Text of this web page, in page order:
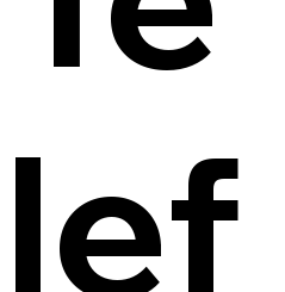
lef